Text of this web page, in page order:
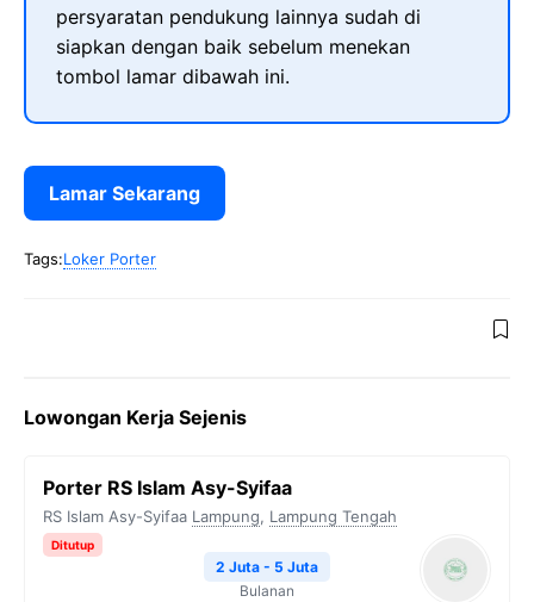
persyaratan pendukung lainnya sudah di
siapkan dengan baik sebelum menekan
tombol lamar dibawah ini.
Lamar Sekarang
Tags:Loker Porter
Lowongan Kerja Sejenis
Porter RS Islam Asy-Syifaa
RS Islam Asy-Syifaa Lampung, Lampung Tengah
Ditutup
2 Juta - 5 Juta
Bulanan